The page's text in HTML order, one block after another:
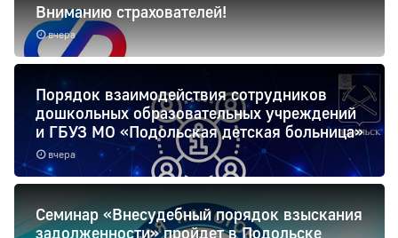
вчера
Вниманию страхователей!
вчера
Порядок взаимодействия сотрудников
дошкольных образовательных учреждений
и ГБУЗ МО «Подольская детская больница»
Семинар «Внесудебный порядок взыскания
задолженности» пройдет в Подольске